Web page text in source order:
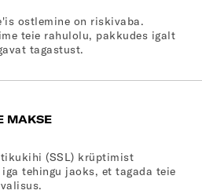
ostlemine on riskivaba.
teie rahulolu, pakkudes igalt
tagastust.
MAKSE
(SSL) krüptimist
tehingu jaoks, et tagada teie